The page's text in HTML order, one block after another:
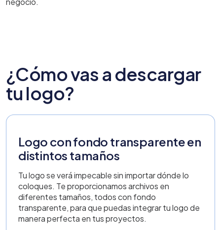
¿Cómo vas a descargar
tu logo?
Logo con fondo transparente en
distintos tamaños
Tu logo se verá impecable sin importar dónde lo
coloques. Te proporcionamos archivos en
diferentes tamaños, todos con fondo
transparente, para que puedas integrar tu logo de
manera perfecta en tus proyectos.